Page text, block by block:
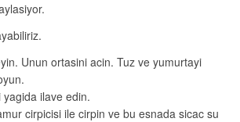
Unun ortasini acin. Tuz ve yumurtayi
ilave edin.
cirpicisi ile cirpin ve bu esnada sicac su